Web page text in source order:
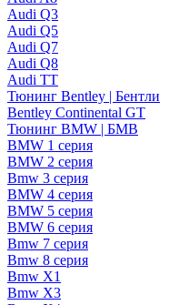
Audi Q3
Audi Q5
Audi Q7
Audi Q8
Audi TT
Тюнинг Bentley | Бентли
Bentley Continental GT
Тюнинг BMW | БМВ
BMW 1 серия
BMW 2 серия
Bmw 3 серия
BMW 4 серия
BMW 5 серия
BMW 6 серия
Bmw 7 серия
Bmw 8 серия
Bmw X1
Bmw X3